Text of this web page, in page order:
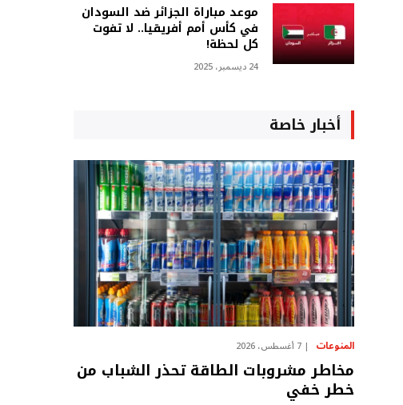
موعد مباراة الجزائر ضد السودان
في كأس أمم أفريقيا.. لا تفوت
كل لحظة!
24 ديسمبر، 2025
أخبار خاصة
المنوعات 7 أغسطس، 2026
مخاطر مشروبات الطاقة تحذر الشباب من
خطر خفي